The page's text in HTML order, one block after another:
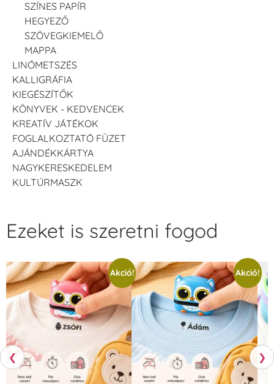
SZÍNES PAPÍR
HEGYEZŐ
SZÖVEGKIEMELŐ
MAPPA
LINÓMETSZÉS
KALLIGRÁFIA
KIEGÉSZÍTŐK
KÖNYVEK - KEDVENCEK
KREATÍV JÁTÉKOK
FOGLALKOZTATÓ FÜZET
AJÁNDÉKKÁRTYA
NAGYKERESKEDELEM
KULTÚRMASZK
❮
Ezeket is szeretni fogod
Akció! Akció!
❯